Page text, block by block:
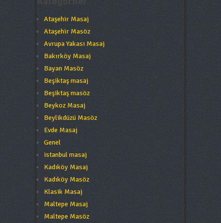
Ataşehir Masaj
Ataşehir Masöz
Avrupa Yakası Masaj
Bakırköy Masaj
Bayan Masöz
Beşiktaş masaj
Beşiktaş masöz
Beykoz Masaj
Beylikdüzü Masöz
Evde Masaj
Genel
istanbul masaj
Kadıköy Masaj
Kadıköy Masöz
Klasik Masaj
Maltepe Masaj
Maltepe Masöz